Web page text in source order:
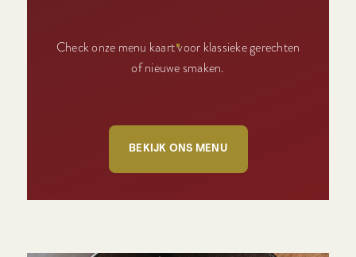
Check onze menu kaart voor klassieke gerechten
of nieuwe smaken.
BEKIJK ONS MENU